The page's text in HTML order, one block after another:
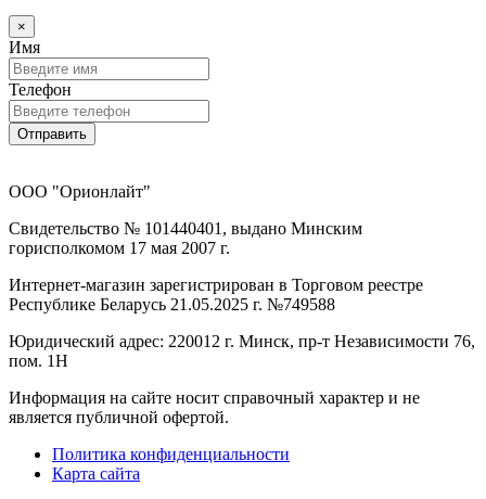
×
Имя
Телефон
Отправить
ООО "Орионлайт"
Свидетельство № 101440401, выдано Минским
горисполкомом 17 мая 2007 г.
Интернет-магазин зарегистрирован в Торговом реестре
Республике Беларусь 21.05.2025 г. №749588
Юридический адрес: 220012 г. Минск, пр-т Независимости 76,
пом. 1Н
Информация на сайте носит справочный характер и не
является публичной офертой.
Политика конфиденциальности
Карта сайта